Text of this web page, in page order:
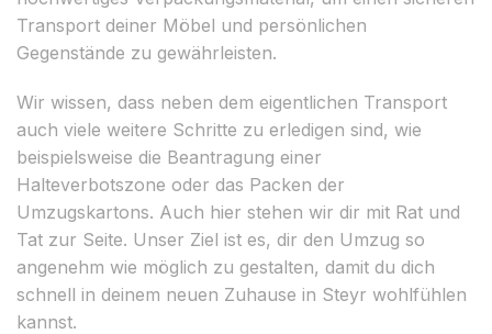
Transport deiner Möbel und persönlichen
Gegenstände zu gewährleisten.
Wir wissen, dass neben dem eigentlichen Transport
auch viele weitere Schritte zu erledigen sind, wie
beispielsweise die Beantragung einer
Halteverbotszone oder das Packen der
Umzugskartons. Auch hier stehen wir dir mit Rat und
Tat zur Seite. Unser Ziel ist es, dir den Umzug so
angenehm wie möglich zu gestalten, damit du dich
schnell in deinem neuen Zuhause in Steyr wohlfühlen
kannst.